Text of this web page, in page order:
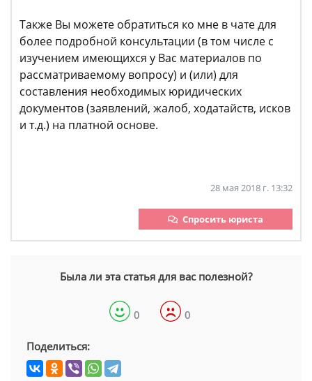
Также Вы можете обратиться ко мне в чате для
более подробной консультации (в том числе с
изучением имеющихся у Вас материалов по
рассматриваемому вопросу) и (или) для
составления необходимых юридических
документов (заявлений, жалоб, ходатайств, исков
и т.д.) на платной основе.
28 мая 2018 г. 13:32
Спросить юриста
Была ли эта статья для вас полезной?
0 0
Поделиться: